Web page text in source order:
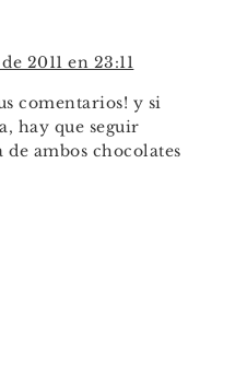
2011 en 23:11
comentarios! y si
hay que seguir
ambos chocolates